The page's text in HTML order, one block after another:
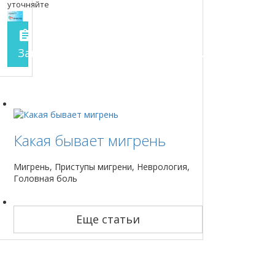
уточняйте
assignment
Запись на прием
заполнить форму онлайн
Какая бывает мигрень
Мигрень, Приступы мигрени, Неврология,
Головная боль
Еще статьи